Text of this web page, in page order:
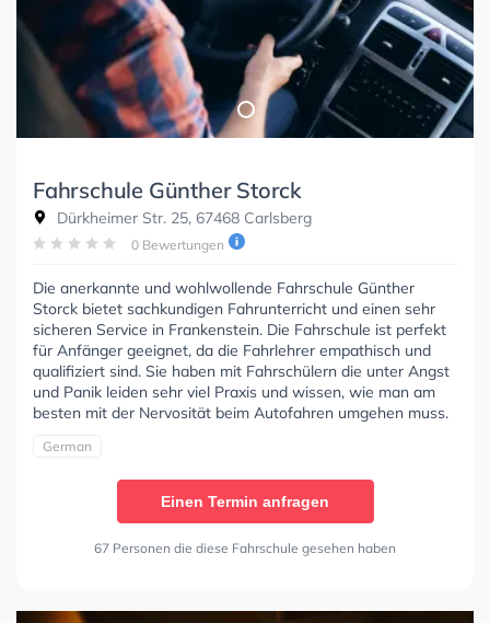
Fahrschule Günther Storck
Dürkheimer Str. 25, 67468 Carlsberg
0 Bewertungen
Die anerkannte und wohlwollende Fahrschule Günther
Storck bietet sachkundigen Fahrunterricht und einen sehr
sicheren Service in Frankenstein. Die Fahrschule ist perfekt
für Anfänger geeignet, da die Fahrlehrer empathisch und
qualifiziert sind. Sie haben mit Fahrschülern die unter Angst
und Panik leiden sehr viel Praxis und wissen, wie man am
besten mit der Nervosität beim Autofahren umgehen muss.
German
Einen Termin anfragen
67 Personen die diese Fahrschule gesehen haben